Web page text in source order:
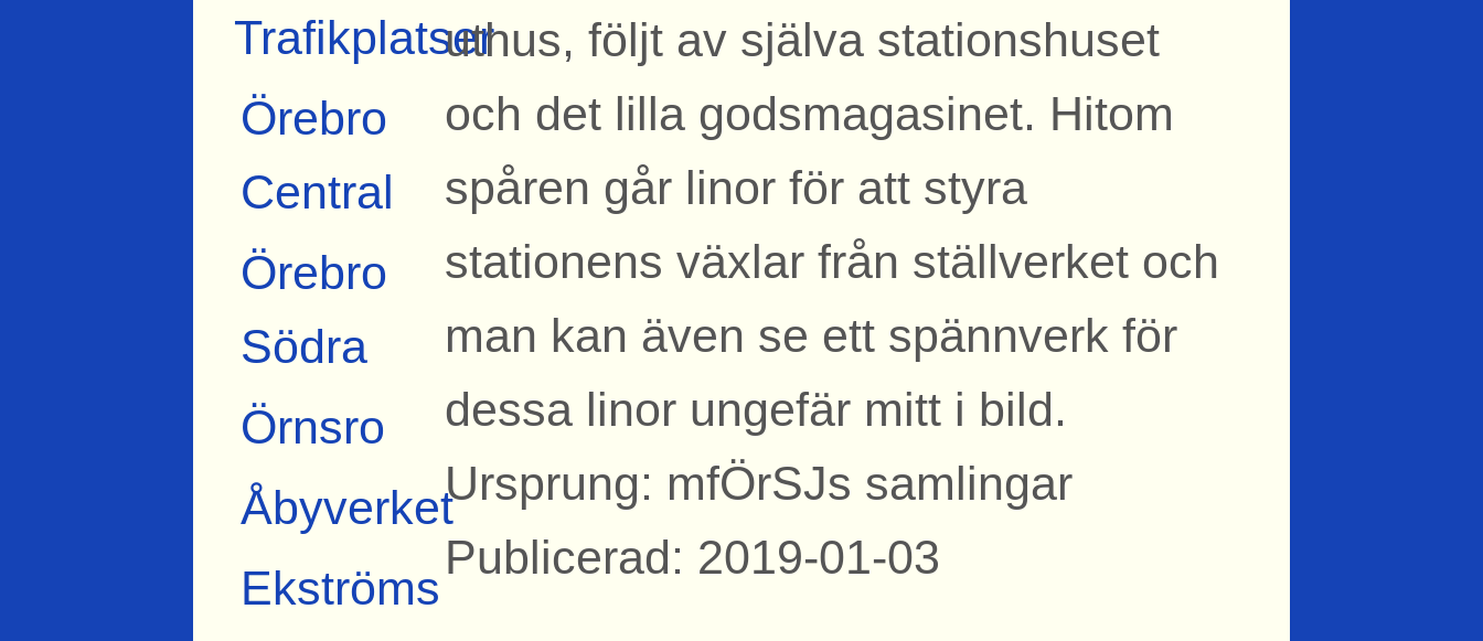
Trafikplatser
Örebro
Central
Örebro
Södra
Örnsro
Åbyverket
Ekströms
uthus, följt av själva stationshuset
och det lilla godsmagasinet. Hitom
spåren går linor för att styra
stationens växlar från ställverket och
man kan även se ett spännverk för
dessa linor ungefär mitt i bild.
Ursprung: mfÖrSJs samlingar
Publicerad: 2019-01-03